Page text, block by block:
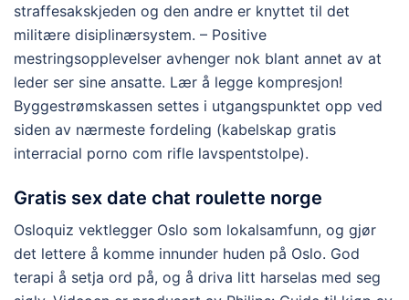
straffesakskjeden og den andre er knyttet til det
militære disiplinærsystem. – Positive
mestringsopplevelser avhenger nok blant annet av at
leder ser sine ansatte. Lær å legge kompresjon!
Byggestrømskassen settes i utgangspunktet opp ved
siden av nærmeste fordeling (kabelskap gratis
interracial porno com rifle lavspentstolpe).
Gratis sex date chat roulette norge
Osloquiz vektlegger Oslo som lokalsamfunn, og gjør
det lettere å komme innunder huden på Oslo. God
terapi å setja ord på, og å driva litt harselas med seg